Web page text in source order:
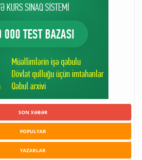
SON XƏBƏR
POPULYAR
YAZARLAR